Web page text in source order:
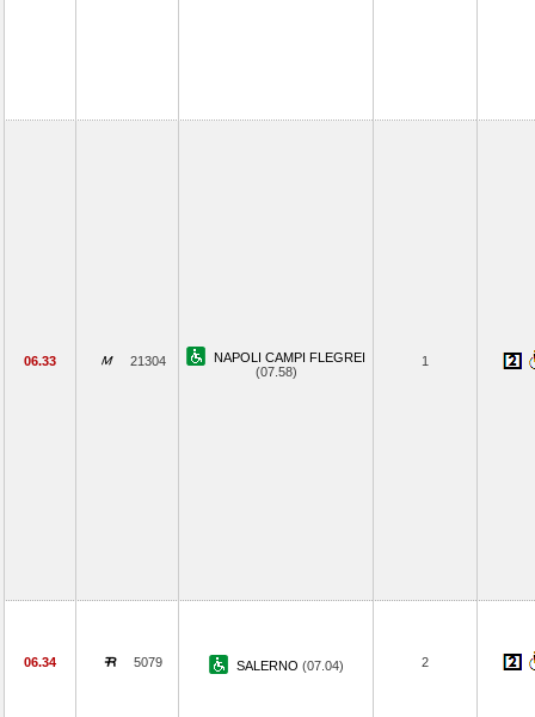
06.33 21304
NAPOLI CAMPI FLEGREI
(07.58)
1
06.34 5079 SALERNO (07.04) 2